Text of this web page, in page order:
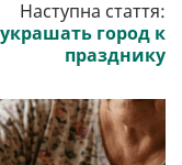
Наступна стаття:
город к
празднику